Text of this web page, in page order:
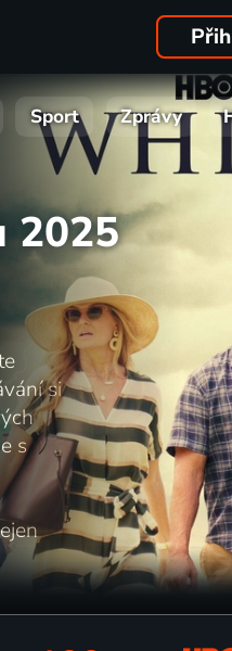
Sport Zprávy
2025
si
s